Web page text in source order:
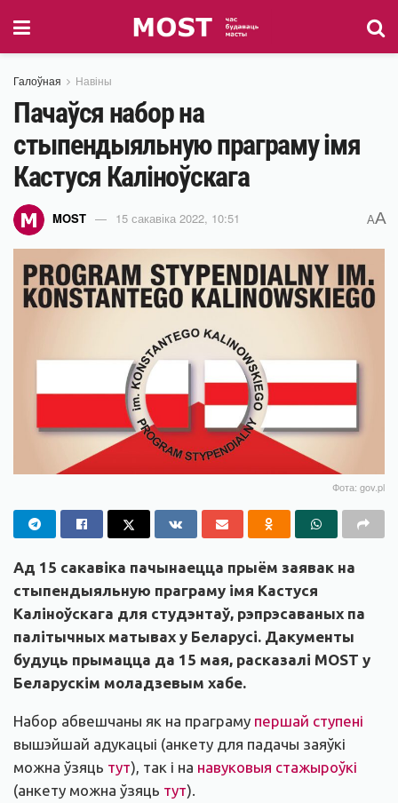
Галоўная Навіны
Пачаўся набор на
стыпендыяльную праграму імя
Кастуся Каліноўскага
MOST 15 сакавіка 2022, 10:51 AA
Фота: gov.pl
Ад 15 сакавіка пачынаецца прыём заявак на
стыпендыяльную праграму імя Кастуся
Каліноўскага для студэнтаў, рэпрэсаваных па
палітычных матывах у Беларусі. Дакументы
будуць прымацца да 15 мая, расказалі MOST у
Беларускім моладзевым хабе.
Набор абвешчаны як на праграму першай ступені
вышэйшай адукацыі (анкету для падачы заяўкі
можна ўзяць тут), так і на навуковыя стажыроўкі
(анкету можна ўзяць тут).